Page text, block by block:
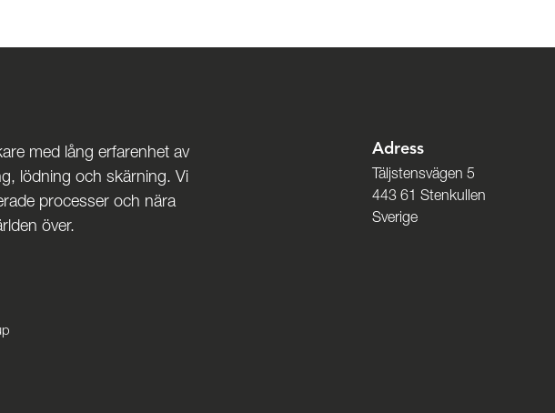
med lång erfarenhet av
lödning och skärning. Vi
processer och nära
över.
Adress
Täljstensvägen 5
443 61 Stenkullen
Sverige